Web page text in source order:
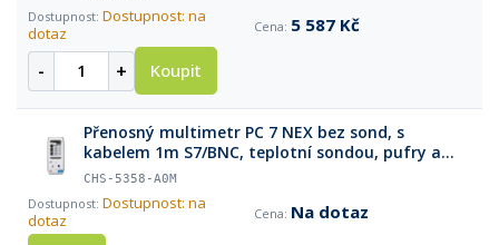
Dostupnost: na
dotaz
5 587 Kč
- + Koupit
Přenosný multimetr PC 7 NEX bez sond, s
kabelem 1m S7/BNC, teplotní sondou, pufry a
příslušenstvím v kufříku
CHS-5358-A0M
Dostupnost: na
dotaz
Na dotaz